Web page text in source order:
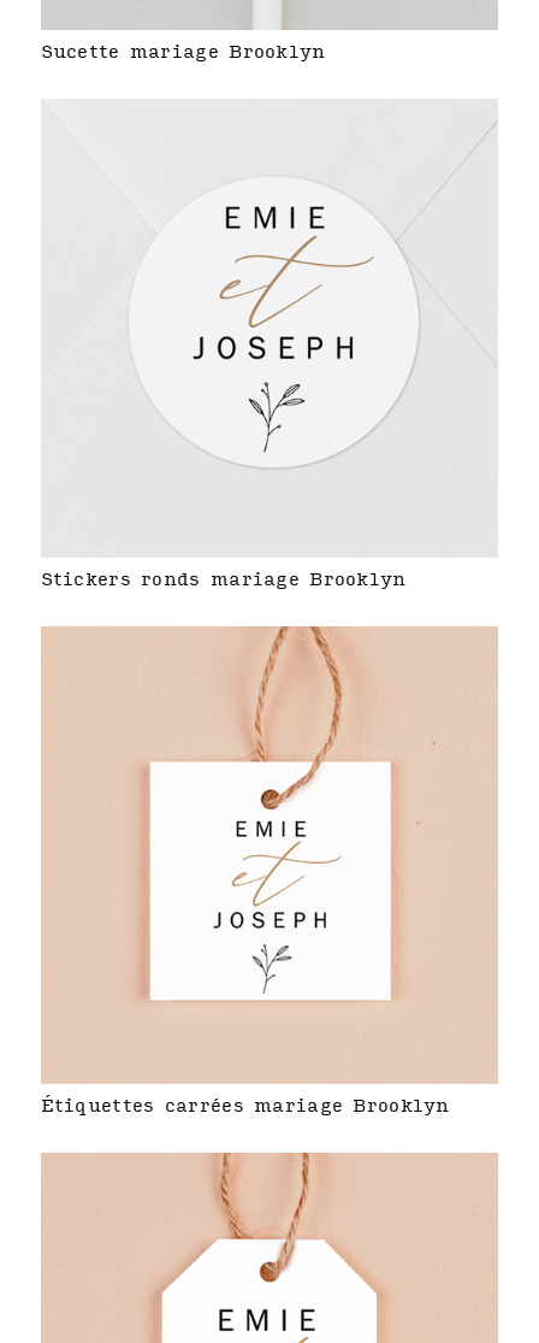
Sucette mariage Brooklyn
Stickers ronds mariage Brooklyn
Étiquettes carrées mariage Brooklyn